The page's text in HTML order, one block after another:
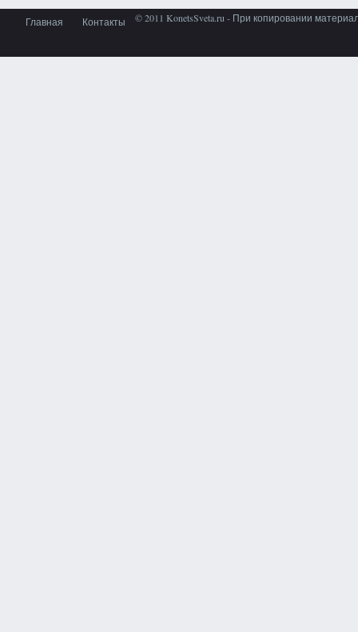
Главная Контакты © 2011 KonetsSveta.ru - При копировании